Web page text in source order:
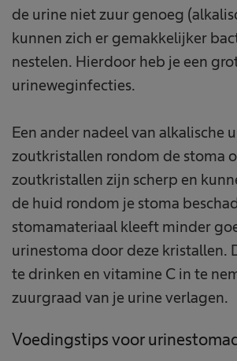
de urine niet zuur genoeg
kunnen zich er gemakkelijker
nestelen. Hierdoor heb je een
urineweginfecties.
Een ander nadeel van alkalische
zoutkristallen rondom de stoma
zoutkristallen zijn scherp en
de huid rondom je stoma
stomamateriaal kleeft minder
urinestoma door deze kristallen.
te drinken en vitamine C in te
zuurgraad van je urine verlagen.
Voedingstips voor